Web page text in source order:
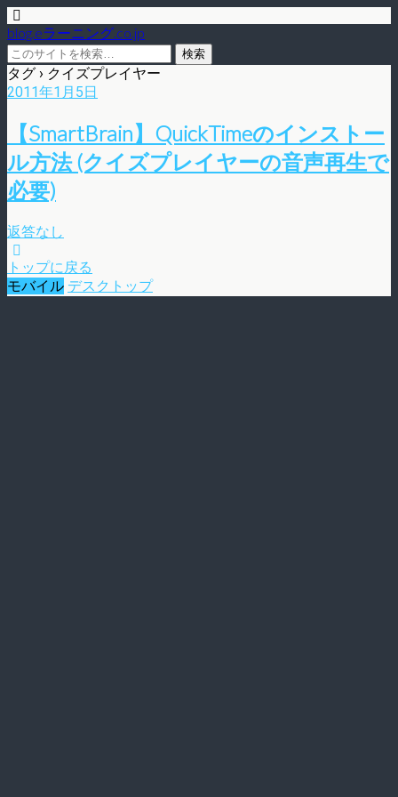
blog.eラーニング.co.jp
タグ › クイズプレイヤー
2011年1月5日
【SmartBrain】QuickTimeのインストー
ル方法 (クイズプレイヤーの音声再生で
必要)
返答なし
トップに戻る
モバイル デスクトップ